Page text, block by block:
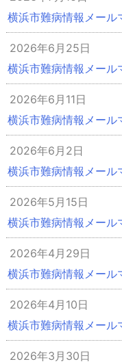
横浜市難病情報メー
2026年6月25日
横浜市難病情報メー
2026年6月11日
横浜市難病情報メー
2026年6月2日
横浜市難病情報メー
2026年5月15日
横浜市難病情報メー
2026年4月29日
横浜市難病情報メー
2026年4月10日
横浜市難病情報メー
2026年3月30日